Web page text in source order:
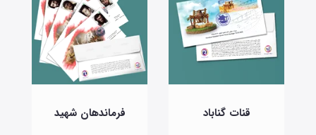
قنات گناباد فرماندهان شهید